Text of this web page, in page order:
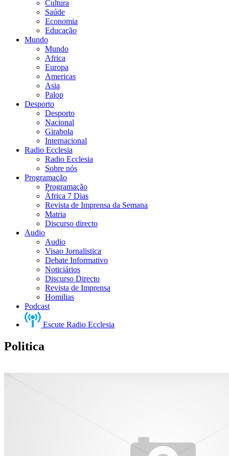
Cultura
Saúde
Economia
Educação
Mundo
Mundo
Africa
Europa
Americas
Asia
Palop
Desporto
Desporto
Nacional
Girabola
Internacional
Radio Ecclesia
Radio Ecclesia
Sobre nós
Programação
Programação
África 7 Dias
Revista de Imprensa da Semana
Matria
Discurso directo
Audio
Audio
Visao Jornalistica
Debate Informativo
Noticiários
Discurso Directo
Revista de Imprensa
Homilias
Podcast
Escute Radio Ecclesia
Politica